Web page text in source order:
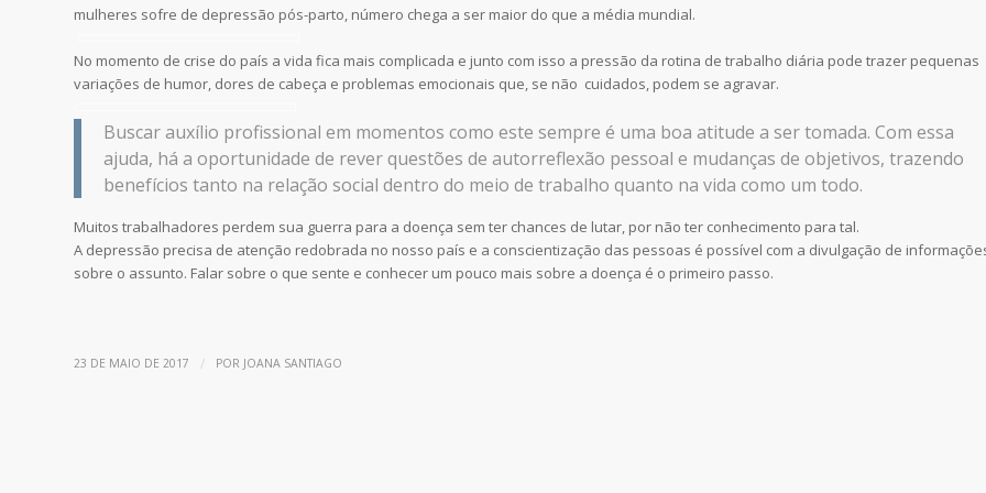
mulheres sofre de depressão pós-parto, número chega a ser maior do que a média mundial.
No momento de crise do país a vida fica mais complicada e junto com isso a pressão da rotina de trabalho diária pode trazer pequenas
variações de humor, dores de cabeça e problemas emocionais que, se não cuidados, podem se agravar.
Buscar auxílio profissional em momentos como este sempre é uma boa atitude a ser tomada. Com essa
ajuda, há a oportunidade de rever questões de autorreflexão pessoal e mudanças de objetivos, trazendo
benefícios tanto na relação social dentro do meio de trabalho quanto na vida como um todo.
Muitos trabalhadores perdem sua guerra para a doença sem ter chances de lutar, por não ter conhecimento para tal.
A depressão precisa de atenção redobrada no nosso país e a conscientização das pessoas é possível com a divulgação de
sobre o assunto. Falar sobre o que sente e conhecer um pouco mais sobre a doença é o primeiro passo.
23 DE MAIO DE 2017 / POR JOANA SANTIAGO